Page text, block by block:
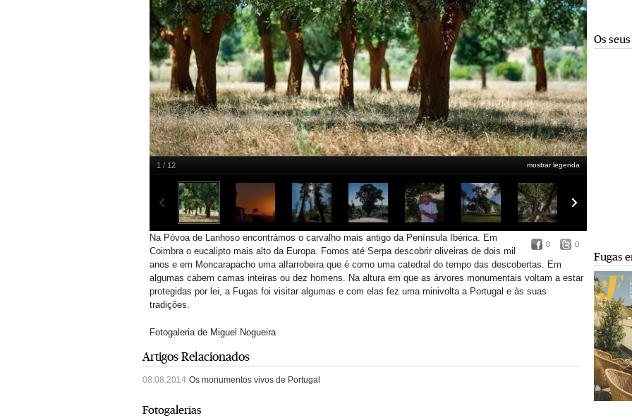
Miguel Nogueira
mostrar legenda
1 / 12
0 0
Na Póvoa de Lanhoso encontrámos o carvalho mais antigo da Península Ibérica. Em
Coimbra o eucalipto mais alto da Europa. Fomos até Serpa descobrir oliveiras de dois mil
anos e em Moncarapacho uma alfarrobeira que é como uma catedral do tempo das descobertas. Em
algumas cabem camas inteiras ou dez homens. Na altura em que as árvores monumentais voltam a estar
protegidas por lei, a Fugas foi visitar algumas e com elas fez uma minivolta a Portugal e às suas
tradições.
Fotogaleria de Miguel Nogueira
Artigos Relacionados
08.08.2014 Os monumentos vivos de Portugal
Fotogalerias
Os
Fugas